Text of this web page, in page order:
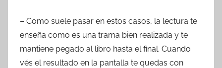
– Como suele pasar en estos casos, la lectura te
enseña como es una trama bien realizada y te
mantiene pegado al libro hasta el final. Cuando
vés el resultado en la pantalla te quedas con